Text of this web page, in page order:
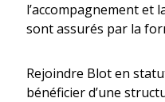
l’accompagnement et
sont assurés par la
Rejoindre Blot en
bénéficier d’une